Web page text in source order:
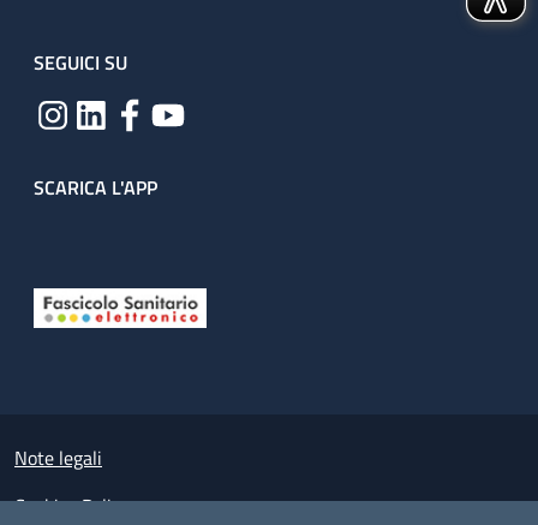
SEGUICI SU
SCARICA L'APP
Small prints
Note legali
Cookies Policy